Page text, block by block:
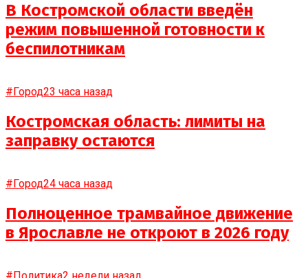
В Костромской области введён
режим повышенной готовности к
беспилотникам
#Город23 часа назад
Костромская область: лимиты на
заправку остаются
#Город24 часа назад
Полноценное трамвайное движение
в Ярославле не откроют в 2026 году
#Политика2 недели назад